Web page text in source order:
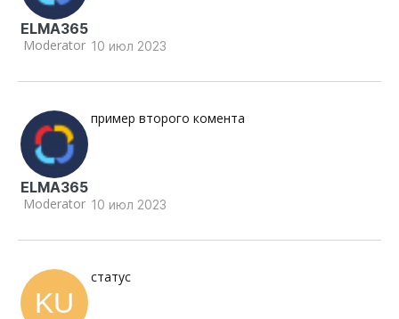
ELMA365
Moderator 10 июл 2023
ELMA365
Moderator
пример второго комента
10 июл 2023
статус